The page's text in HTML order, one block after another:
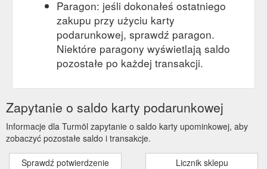
Paragon: jeśli dokonałeś ostatniego
zakupu przy użyciu karty
podarunkowej, sprawdź paragon.
Niektóre paragony wyświetlają saldo
pozostałe po każdej transakcji.
Zapytanie o saldo karty podarunkowej
Informacje dla Turmöl zapytanie o saldo karty upominkowej, aby
zobaczyć pozostałe saldo i transakcje.
Sprawdź potwierdzenie Licznik sklepu